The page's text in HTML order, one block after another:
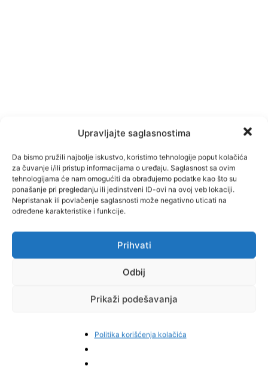
Upravljajte saglasnostima
Da bismo pružili najbolje iskustvo, koristimo tehnologije poput kolačića
za čuvanje i/ili pristup informacijama o uređaju. Saglasnost sa ovim
tehnologijama će nam omogućiti da obrađujemo podatke kao što su
ponašanje pri pregledanju ili jedinstveni ID-ovi na ovoj veb lokaciji.
Nepristanak ili povlačenje saglasnosti može negativno uticati na
određene karakteristike i funkcije.
Prihvati
Odbij
Prikaži podešavanja
Politika korišćenja kolačića
Najnovije vijesti